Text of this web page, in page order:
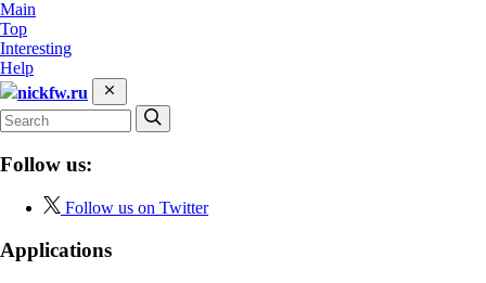
Main
Top
Interesting
Help
nickfw.ru
Follow us:
Follow us on Twitter
Applications